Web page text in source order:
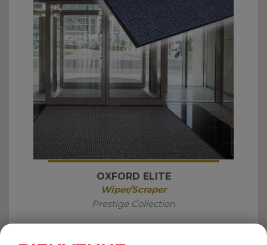
OXFORD ELITE
Wiper/Scraper
Prestige Collection